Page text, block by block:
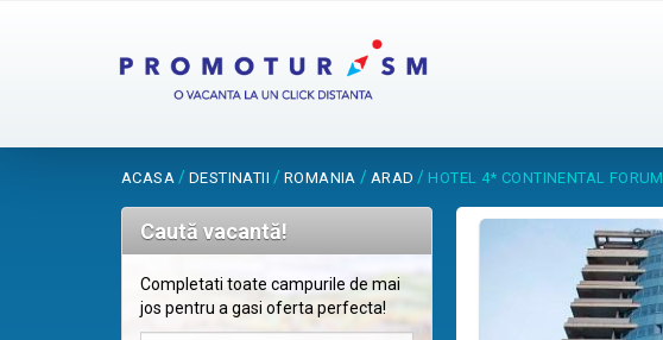
ACASA / DESTINATII / ROMANIA / ARAD / HOTEL 4* CONTINENTAL FORUM
Caută vacantă!
Completati toate campurile de mai
jos pentru a gasi oferta perfecta!